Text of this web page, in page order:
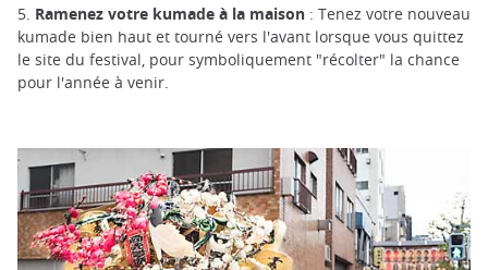
5. Ramenez votre kumade à la maison : Tenez votre nouveau
kumade bien haut et tourné vers l'avant lorsque vous quittez
le site du festival, pour symboliquement "récolter" la chance
pour l'année à venir.